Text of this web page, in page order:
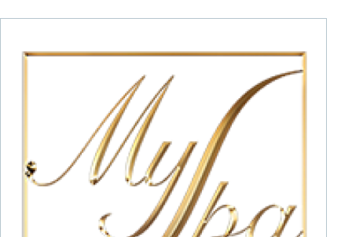
POLITIQUE RSE
NOS ACTUALITÉS
NOS RÉFÉRENCES
TÉMOIGNAGES